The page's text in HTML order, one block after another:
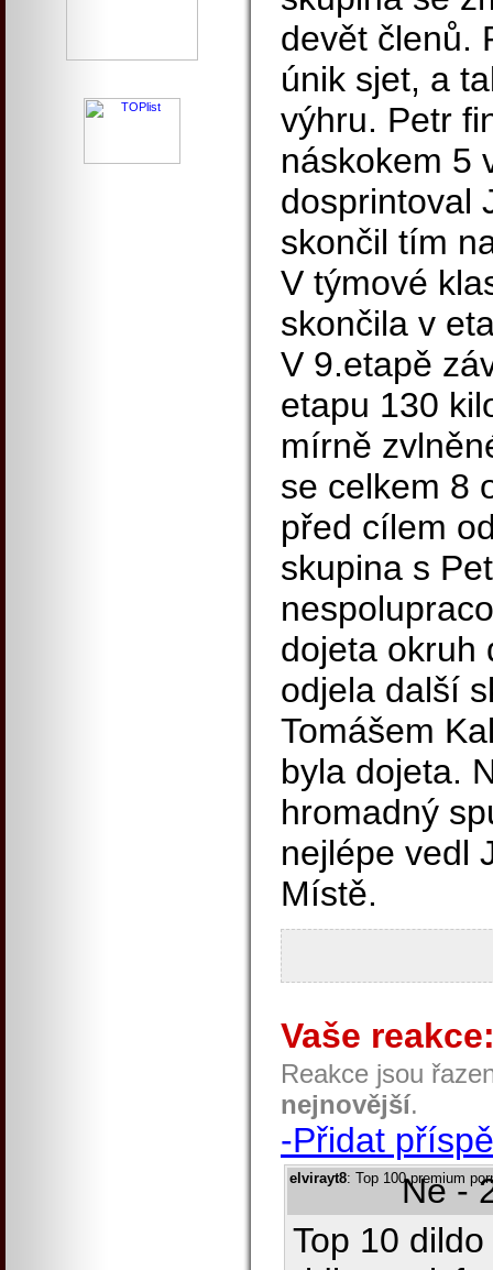
devět členů.
únik sjet, a
výhru. Petr
náskokem 5
dosprintoval
skončil tím
V týmové
skončila v
V 9.etapě
etapu 130
mírně
se celkem 8
před cílem
skupina s
dojeta okruh
odjela další
Tomášem
byla dojeta.
hromadný
nejlépe vedl
Místě.
Vaše
Reakce jsou
nejnovější.
-Přidat
elvirayt8: Top 100 premium
Ne -
Top 10